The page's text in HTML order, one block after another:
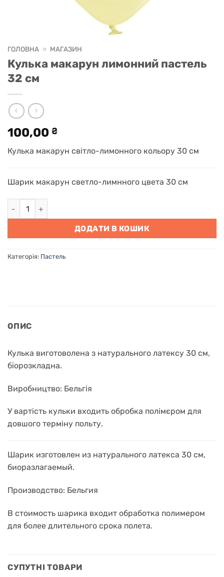
ГОЛОВНА » МАГАЗИН
Кулька макарун лимонний пастель
32 см
100,00 ₴
Кулька макарун світло-лимонного кольору 30 см
Шарик макарун светло-лимнного цвета 30 см
Кулька макарун лимонний пастель 32 см кількість
ДОДАТИ В КОШИК
Категорія: Пастель
ОПИС
Кулька виготоволена з натурального латексу 30 см,
біорозкладна.
Виробництво: Бельгія
У вартість кульки входить обробка полімєром для
довшого терміну польту.
Шарик изготовлен из натурального латекса 30 см,
биоразлагаемый.
Производство: Бельгия
В стоимость шарика входит обработка полимером
для более длительного срока полета.
СУПУТНІ ТОВАРИ